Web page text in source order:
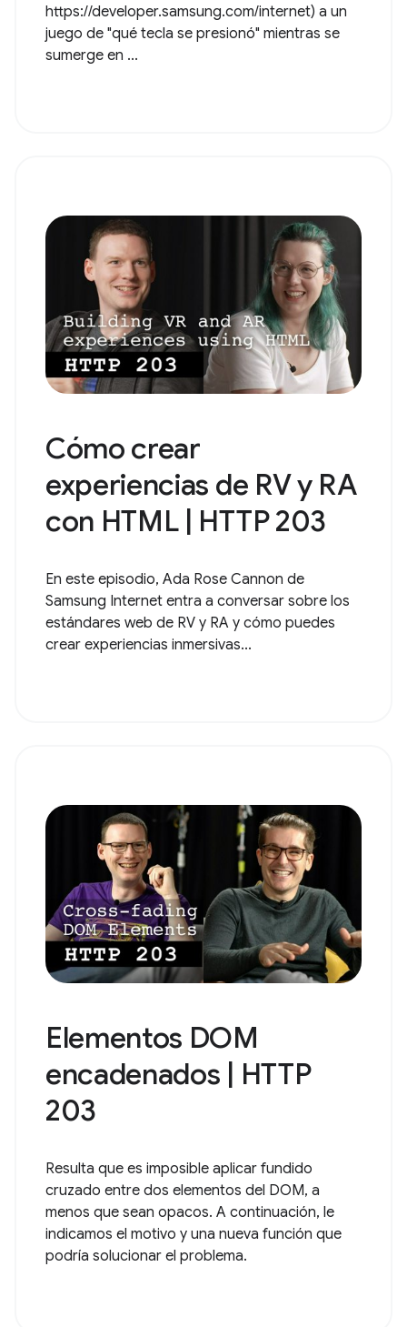
https://developer.samsung.com/internet) a un
juego de "qué tecla se presionó" mientras se
sumerge en ...
Cómo crear
experiencias de RV y RA
con HTML | HTTP 203
En este episodio, Ada Rose Cannon de
Samsung Internet entra a conversar sobre los
estándares web de RV y RA y cómo puedes
crear experiencias inmersivas...
Elementos DOM
encadenados | HTTP
203
Resulta que es imposible aplicar fundido
cruzado entre dos elementos del DOM, a
menos que sean opacos. A continuación, le
indicamos el motivo y una nueva función que
podría solucionar el problema.